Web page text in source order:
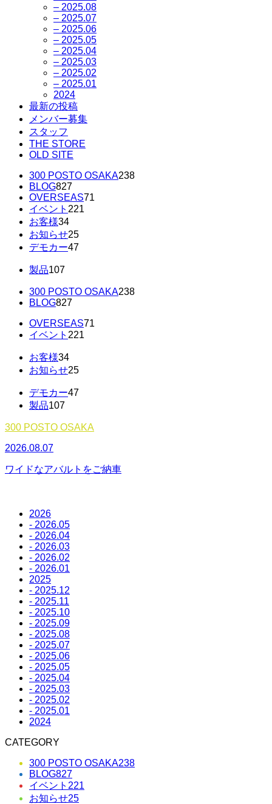
– 2025.08
– 2025.07
– 2025.06
– 2025.05
– 2025.04
– 2025.03
– 2025.02
– 2025.01
2024
最新の投稿
メンバー募集
スタッフ
THE STORE
OLD SITE
300 POSTO OSAKA238
BLOG827
OVERSEAS71
イベント 221
お客様34
お知らせ25
デモカー47
製品107
300 POSTO OSAKA238
BLOG827
OVERSEAS71
イベント 221
お客様34
お知らせ25
デモカー47
製品107
300 POSTO OSAKA
2026.08.07
ワイドなアバルトをご納車
2026
- 2026.05
- 2026.04
- 2026.03
- 2026.02
- 2026.01
2025
- 2025.12
- 2025.11
- 2025.10
- 2025.09
- 2025.08
- 2025.07
- 2025.06
- 2025.05
- 2025.04
- 2025.03
- 2025.02
- 2025.01
2024
CATEGORY
300 POSTO OSAKA238
BLOG827
イベント 221
お知らせ25